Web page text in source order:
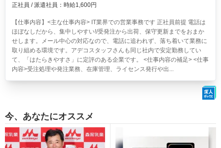
正社員 / 派遣社員：時給1,600円
【仕事内容】<主な仕事内容> IT業界での営業事務です 正社員前提 電話は
ほぼなしだから、集中しやすい!/受発注から出荷、保守更新までをおまか
せします。メール中心の対応なので、電話に追われず、落ち着いて業務に
取り組める環境です。アデコスタッフさんも同じ社内で安定勤務してい
て、「はたらきやすさ」に定評のある企業です。 <仕事内容の補足> <仕事
内容>受注処理や発注業務、在庫管理、ライセンス発行や出...
今、あなたにオススメ